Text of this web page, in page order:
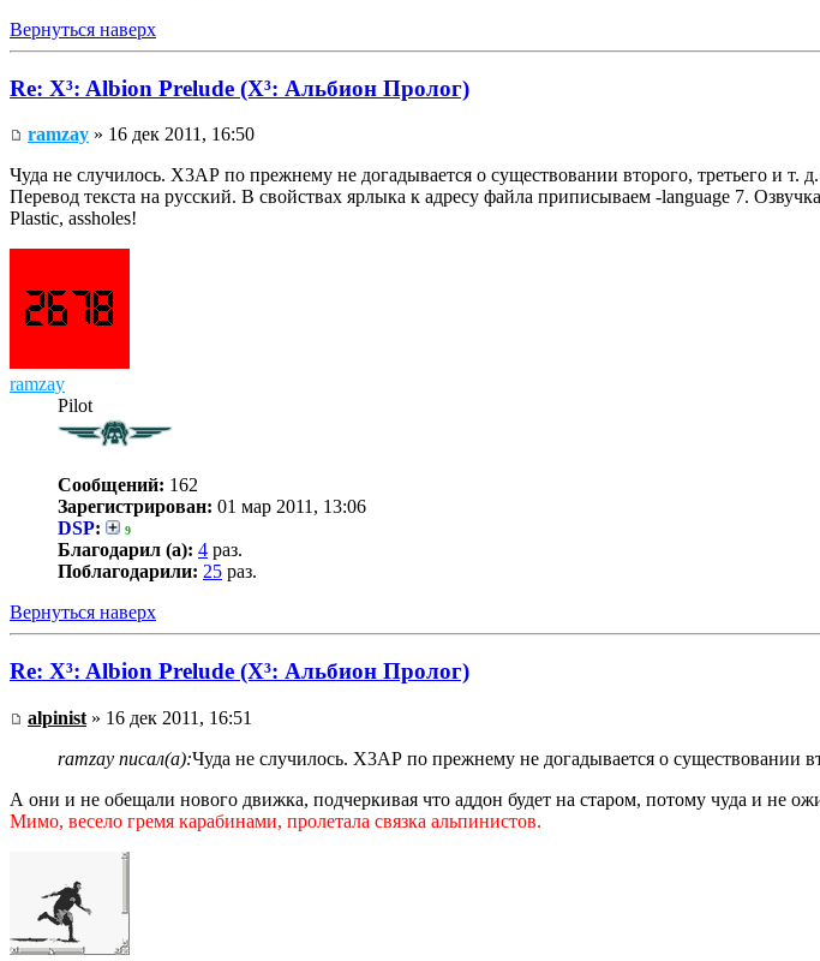
Вернуться наверх
Re: X³: Albion Prelude (X³: Альбион Пролог)
ramzay » 16 дек 2011, 16:50
Чуда не случилось. Х3АР по прежнему не догадывается о существовании второго, третьего и т.
Перевод текста на русский. В свойствах ярлыка к адресу файла приписываем -language 7.
Plastic, assholes!
ramzay
Pilot
Сообщений: 162
Зарегистрирован: 01 мар 2011, 13:06
DSP: 9
Благодарил (а): 4 раз.
Поблагодарили: 25 раз.
Вернуться наверх
Re: X³: Albion Prelude (X³: Альбион Пролог)
alpinist » 16 дек 2011, 16:51
ramzay писал(а):Чуда не случилось. Х3АР по прежнему не догадывается о существовании
А они и не обещали нового движка, подчеркивая что аддон будет на старом, потому чуда и не
Мимо, весело гремя карабинами, пролетала связка альпинистов.